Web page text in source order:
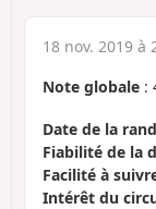
18 nov. 2019 à
Note globale :
Date de la
Fiabilité de la
Facilité à
Intérêt du